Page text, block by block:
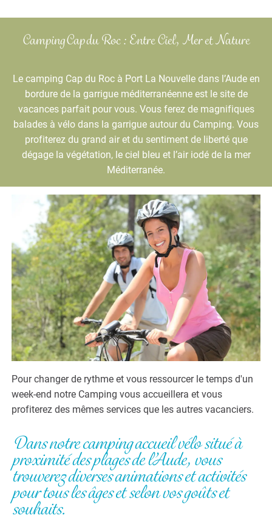
Camping Cap du Roc : Entre Ciel, Mer et Nature
Le camping Cap du Roc à Port La Nouvelle dans l’Aude en
bordure de la garrigue méditerranéenne est le site de
vacances parfait pour vous. Vous ferez de magnifiques
balades à vélo dans la garrigue autour du Camping. Vous
profiterez du grand air et du sentiment de liberté que
dégage la végétation, le ciel bleu et l’air iodé de la mer
Méditerranée.
Pour changer de rythme et vous ressourcer le temps d'un
week-end notre Camping vous accueillera et vous
profiterez des mêmes services que les autres vacanciers.
Dans notre camping accueil vélo situé à
proximité des plages de l’Aude, vous
trouverez diverses animations et activités
pour tous les âges et selon vos goûts et
souhaits.